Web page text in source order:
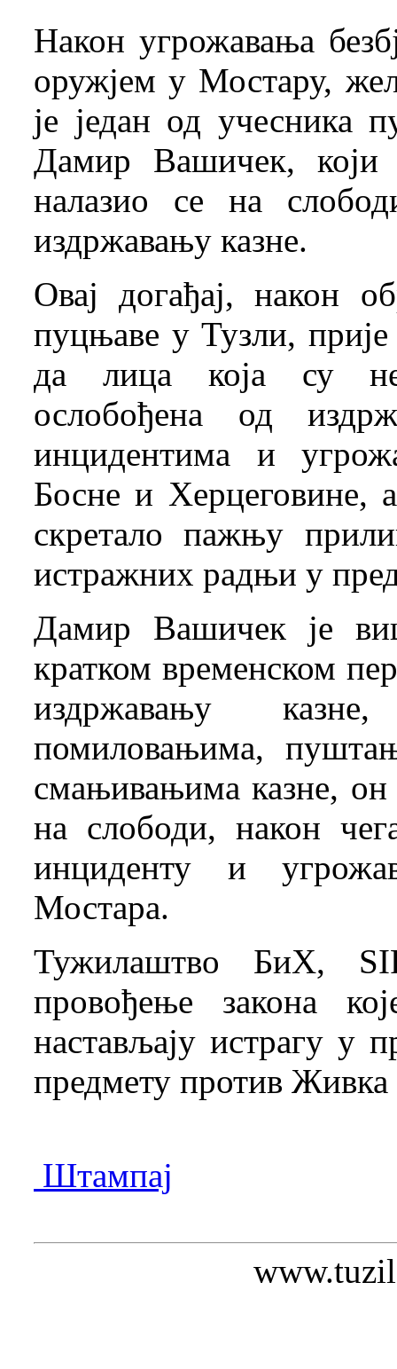
Након угрожавања
оружјем у Мостару,
је један од учесника
Дамир Вашичек, који
налазио се на
издржавању казне.
Овај догађај, након
пуцњаве у Тузли,
да лица која су
ослобођена од
инцидентима и
Босне и
скретало пажњу
истражних радњи у
Дамир Вашичек је
кратком временском
издржавању
помиловањима,
смањивањима казне, он
на слободи, након
инциденту и
Мостара.
Тужилаштво БиХ,
провођење закона
настављају истрагу у
предмету против
Штампај